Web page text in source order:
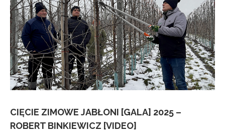
CIĘCIE ZIMOWE JABŁONI [GALA] 2025 –
ROBERT BINKIEWICZ [VIDEO]